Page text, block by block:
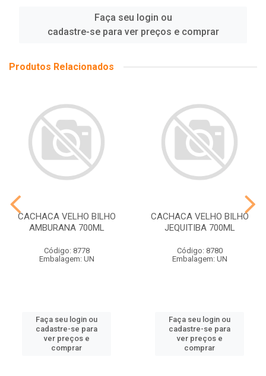
Faça seu login ou
cadastre-se para ver preços e comprar
Produtos Relacionados
CACHACA VELHO BILHO
AMBURANA 700ML
Código: 8778
Embalagem: UN
Faça seu login ou
cadastre-se para
ver preços e
comprar
CACHACA VELHO BILHO
JEQUITIBA 700ML
Código: 8780
Embalagem: UN
Faça seu login ou
cadastre-se para
ver preços e
comprar